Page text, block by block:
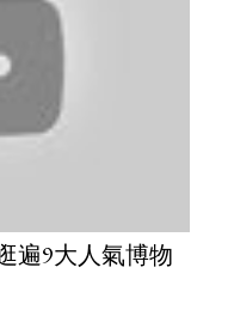
遍9大人氣博物